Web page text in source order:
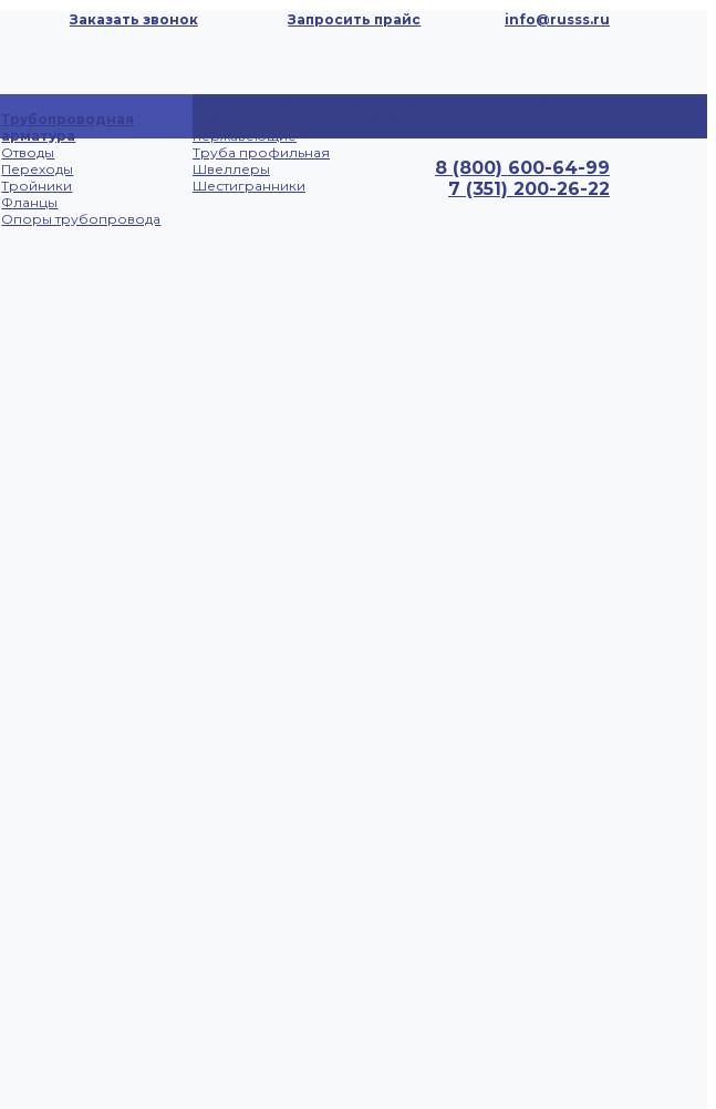
Заказать звонок Запросить прайс info@russs.ru
8 (800) 600-64-99
7 (351) 200-26-22
Трубопроводная
арматура
Отводы
Переходы
Тройники
Фланцы
Опоры трубопровода
нержавеющие
Труба профильная
Швеллеры
Шестигранники